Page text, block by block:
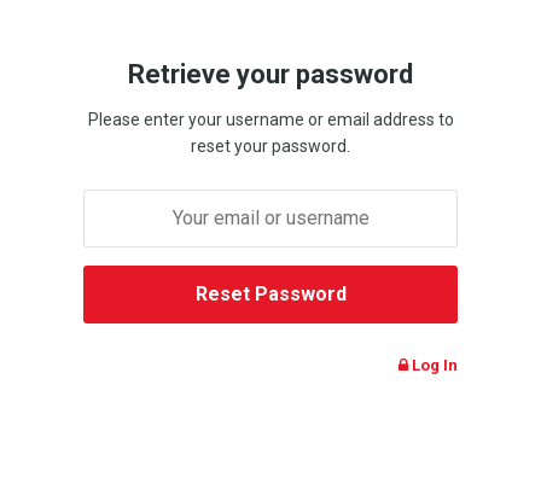
Retrieve your password
Please enter your username or email address to
reset your password.
Log In